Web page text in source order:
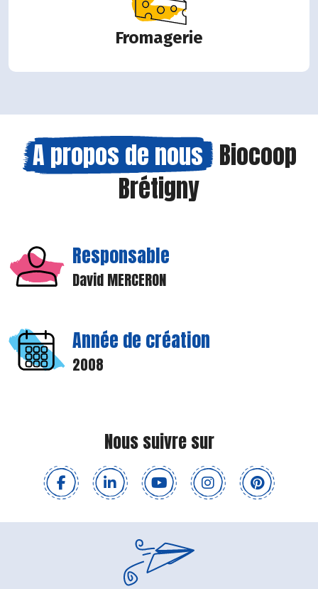
Fromagerie
A propos de nous Biocoop
Brétigny
Responsable
David MERCERON
Année de création
2008
Nous suivre sur